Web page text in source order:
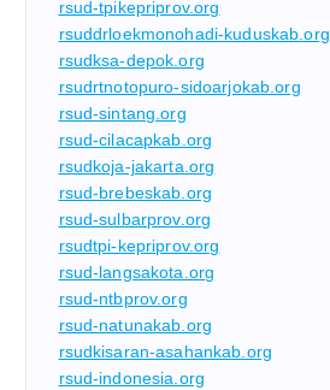
rsud-tpikepriprov.org
rsuddrloekmonohadi-kuduskab.org
rsudksa-depok.org
rsudrtnotopuro-sidoarjokab.org
rsud-sintang.org
rsud-cilacapkab.org
rsudkoja-jakarta.org
rsud-brebeskab.org
rsud-sulbarprov.org
rsudtpi-kepriprov.org
rsud-langsakota.org
rsud-ntbprov.org
rsud-natunakab.org
rsudkisaran-asahankab.org
rsud-indonesia.org